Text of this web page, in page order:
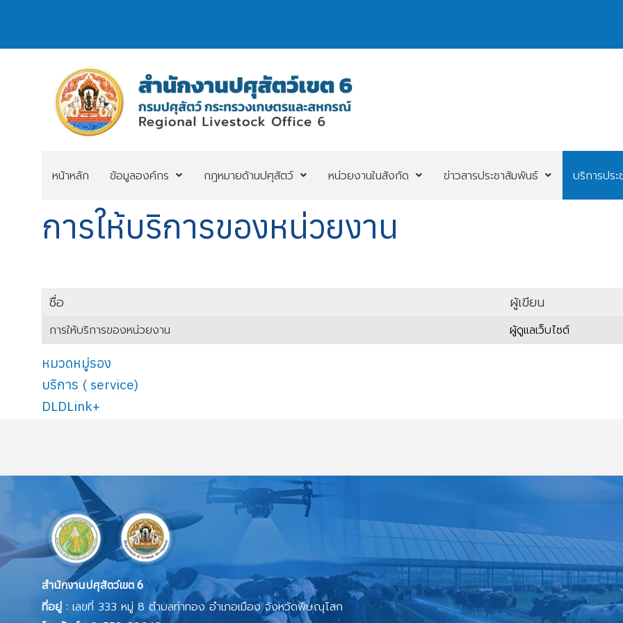
หน้าหลัก ข้อมูลองค์กร กฎหมายด้านปศุสัตว์ หน่วยงานในสังกัด ข่าวสารประชาสัมพันธ์ บริการประ
การให้บริการของหน่วยงาน
ชื่อ ผู้เขียน
การให้บริการของหน่วยงาน ผู้ดูแลเว็บไซต์
หมวดหมู่รอง
บริการ ( service)
DLDLink+
สำนักงานปศุสัตว์เขต 6
ที่อยู่ :เลขที่ 333 หมู่ 8 ตำบลท่าทอง อำเภอเมือง จังหวัดพิษณุโลก